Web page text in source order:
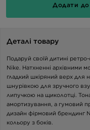
Додати
Деталі товару
Подаруй своїй дитині
Nike. Натхненні архівними
гладкий шкіряний верх для
шнурівкою для зручного
липучкою на щиколотці.
амортизування, а гумовий
дизайн фірмовий брендинг
кольору з боків.